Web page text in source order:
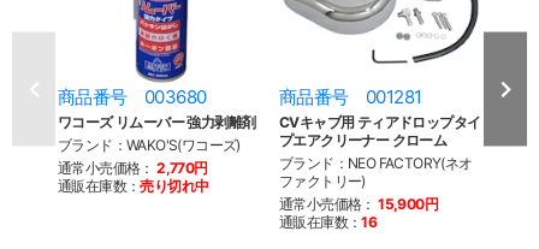
商品番号 003680
ワコーズ リムーバー 強力剥離剤
ブランド：WAKO'S(ワコーズ)
通常小売価格： 2,770円
通販在庫数：売り切れ中
商品番号 001281
CVキャブ用 ティアドロップタイ
プエアクリーナー クローム
ブランド：NEO FACTORY(ネオ
ファクトリー)
通常小売価格： 15,900円
通販在庫数：16
商